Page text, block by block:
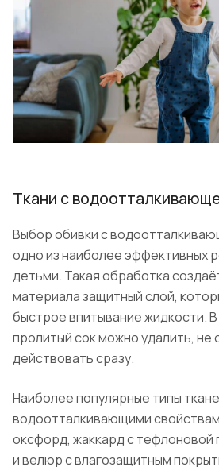
Ткани с
Выбор обивки с
одно из наиболее эффективных
детьми. Такая обработка
материала защитный слой,
быстрое впитывание жидкости.
пролитый сок можно удалить, не
действовать сразу.
Наиболее популярные типы
водоотталкивающими
оксфорд, жаккард с тефлоновой
и велюр с влагозащитным